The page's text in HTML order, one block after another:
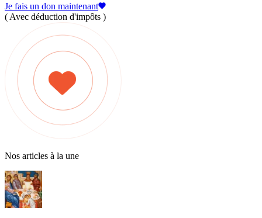
Je fais un don maintenant
( Avec déduction d'impôts )
Nos articles à la une